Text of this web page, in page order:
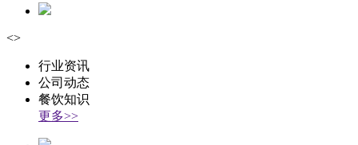
<>
行业资讯
公司动态
餐饮知识
更多>>